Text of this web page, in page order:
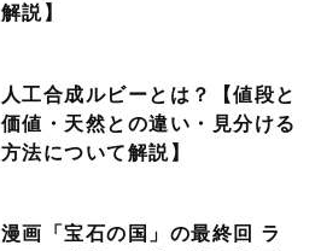
解説】
人工合成ルビーとは？【値段と
価値・天然との違い・見分ける
方法について解説】
漫画「宝石の国」の最終回 ラ